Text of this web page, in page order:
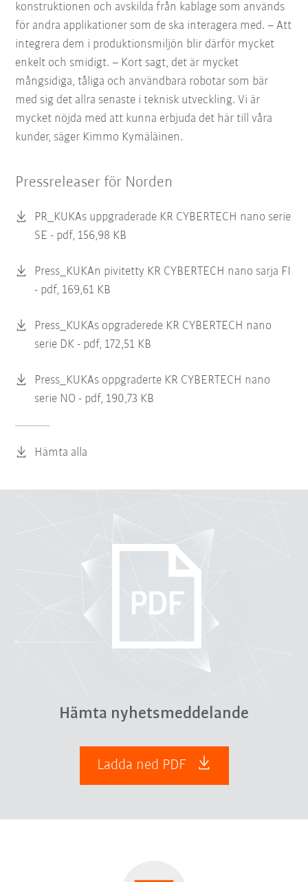
konstruktionen och avskilda från kablage som används
för andra applikationer som de ska interagera med. – Att
integrera dem i produktionsmiljön blir därför mycket
enkelt och smidigt. – Kort sagt, det är mycket
mångsidiga, tåliga och användbara robotar som bär
med sig det allra senaste i teknisk utveckling. Vi är
mycket nöjda med att kunna erbjuda det här till våra
kunder, säger Kimmo Kymäläinen.
Pressreleaser för Norden
PR_KUKAs uppgraderade KR CYBERTECH nano serie
SE - pdf, 156,98 KB
Press_KUKAn pivitetty KR CYBERTECH nano sarja FI
- pdf, 169,61 KB
Press_KUKAs opgraderede KR CYBERTECH nano
serie DK - pdf, 172,51 KB
Press_KUKAs oppgraderte KR CYBERTECH nano
serie NO - pdf, 190,73 KB
Hämta alla
Hämta nyhetsmeddelande
Ladda ned PDF